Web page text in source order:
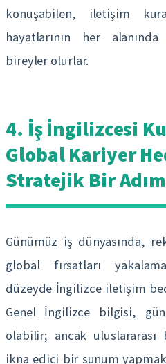
konuşabilen, iletişim
hayatlarının her
bireyler olurlar.
4. İş İngilizcesi
Global Kariyer
Stratejik Bir
Günümüz iş dünyasında,
global fırsatları
düzeyde İngilizce iletişim
Genel İngilizce bilgisi,
olabilir; ancak uluslararası
ikna edici bir sunum